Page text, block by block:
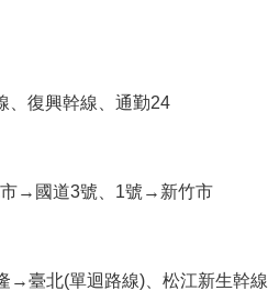
、復興幹線、通勤24
市→國道3號、1號→新竹市
→臺北(單迴路線)、松江新生幹線